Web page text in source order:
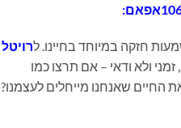
חזקה במיוחד בחיינו. לרויטל
ולא ודאי – אם תרצו כמו
החיים שאנחנו מייחלים לעצמנו?